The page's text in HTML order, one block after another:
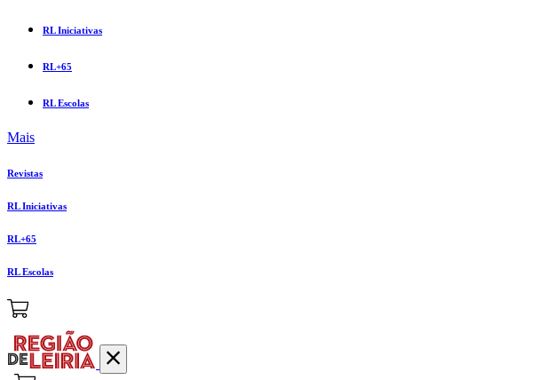
RL Iniciativas
RL+65
RL Escolas
Mais
Revistas
RL Iniciativas
RL+65
RL Escolas